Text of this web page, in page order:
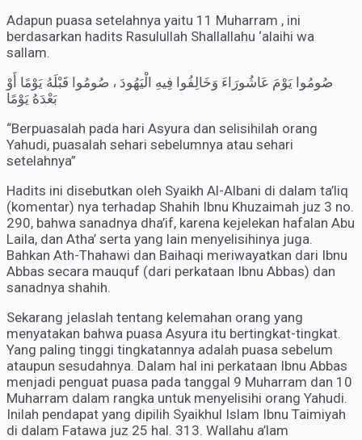
Adapun puasa setelahnya yaitu 11 Muharram , ini
berdasarkan hadits Rasulullah Shallallahu ‘alaihi wa
sallam.
صُومُوا يَوْمَ عَاشُورَاءَ وَخَالِفُوا فِيهِ الْيَهُودَ ، صُومُوا قَبْلَهُ يَوْمًا أَوْ
بَعْدَهُ يَوْمًا
“Berpuasalah pada hari Asyura dan selisihilah orang
Yahudi, puasalah sehari sebelumnya atau sehari
setelahnya”
Hadits ini disebutkan oleh Syaikh Al-Albani di dalam ta’liq
(komentar) nya terhadap Shahih Ibnu Khuzaimah juz 3 no.
290, bahwa sanadnya dha’if, karena kejelekan hafalan Abu
Laila, dan Atha’ serta yang lain menyelisihinya juga.
Bahkan Ath-Thahawi dan Baihaqi meriwayatkan dari Ibnu
Abbas secara mauquf (dari perkataan Ibnu Abbas) dan
sanadnya shahih.
Sekarang jelaslah tentang kelemahan orang yang
menyatakan bahwa puasa Asyura itu bertingkat-tingkat.
Yang paling tinggi tingkatannya adalah puasa sebelum
ataupun sesudahnya. Dalam hal ini perkataan Ibnu Abbas
menjadi penguat puasa pada tanggal 9 Muharram dan 10
Muharram dalam rangka untuk menyelisihi orang Yahudi.
Inilah pendapat yang dipilih Syaikhul Islam Ibnu Taimiyah
di dalam Fatawa juz 25 hal. 313. Wallahu a’lam